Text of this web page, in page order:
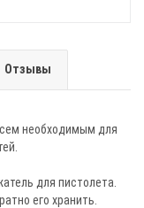
Отзывы
необходимым для
для пистолета.
его хранить.